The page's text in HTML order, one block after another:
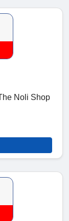
Noli Shop